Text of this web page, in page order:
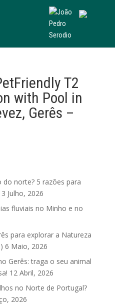
T2
with Pool in
Gerês –
norte? 5 razões para
Julho, 2026
fluviais no Minho e no
para explorar a Natureza
6 Maio, 2026
Gerês: traga o seu animal
12 Abril, 2026
no Norte de Portugal?
2026